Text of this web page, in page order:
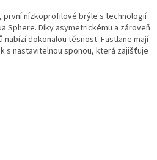
první nízkoprofilové brýle s technologií
Sphere. Díky asymetrickému a zároveň
nabízí dokonalou těsnost. Fastlane mají
s nastavitelnou sponou, která zajišťuje